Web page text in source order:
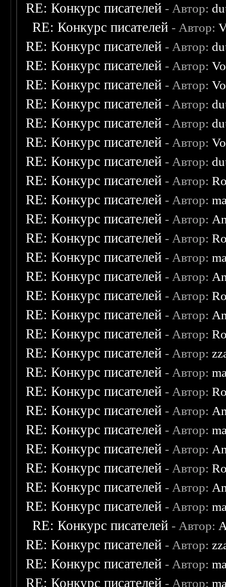
RE: Конкурс писателей - Автор:
RE: Конкурс писателей - Автор:
RE: Конкурс писателей - Автор:
RE: Конкурс писателей - Автор:
RE: Конкурс писателей - Автор:
RE: Конкурс писателей - Автор:
RE: Конкурс писателей - Автор:
RE: Конкурс писателей - Автор:
RE: Конкурс писателей - Автор:
RE: Конкурс писателей - Автор:
RE: Конкурс писателей - Автор:
RE: Конкурс писателей - Автор:
RE: Конкурс писателей - Автор:
RE: Конкурс писателей - Автор:
RE: Конкурс писателей - Автор:
RE: Конкурс писателей - Автор:
RE: Конкурс писателей - Автор:
RE: Конкурс писателей - Автор:
RE: Конкурс писателей - Автор:
RE: Конкурс писателей - Автор:
RE: Конкурс писателей - Автор:
RE: Конкурс писателей - Автор:
RE: Конкурс писателей - Автор:
RE: Конкурс писателей - Автор:
RE: Конкурс писателей - Автор:
RE: Конкурс писателей - Автор:
RE: Конкурс писателей - Автор:
RE: Конкурс писателей - Автор:
RE: Конкурс писателей - Автор:
RE: Конкурс писателей - Автор:
RE: Конкурс писателей - Автор: